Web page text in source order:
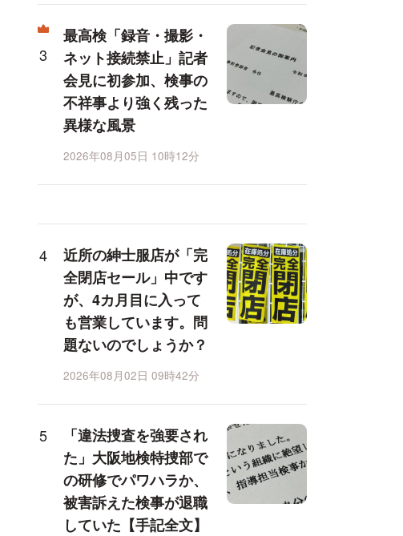
最高検「録音・撮影・
ネット接続禁止」記者
会見に初参加、検事の
不祥事より強く残った
異様な風景
2026年08月05日 10時12分
近所の紳士服店が「完
全閉店セール」中です
が、4カ月目に入って
も営業しています。問
題ないのでしょうか？
2026年08月02日 09時42分
「違法捜査を強要され
た」大阪地検特捜部で
の研修でパワハラか、
被害訴えた検事が退職
していた【手記全文】